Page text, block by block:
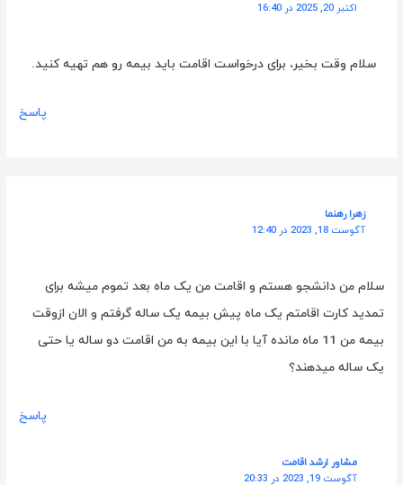
اکتبر 20, 2025 در 16:40
سلام وقت بخیر، برای درخواست اقامت باید بیمه رو هم تهیه کنید.
پاسخ
زهرا رهنما
آگوست 18, 2023 در 12:40
سلام من دانشجو هستم و اقامت من یک ماه بعد تموم میشه برای
تمدید کارت اقامتم یک ماه پیش بیمه یک ساله گرفتم و الان ازوقت
بیمه من 11 ماه مانده آیا با این بیمه به من اقامت دو ساله یا حتی
یک ساله میدهند؟
پاسخ
مشاور ارشد اقامت
آگوست 19, 2023 در 20:33